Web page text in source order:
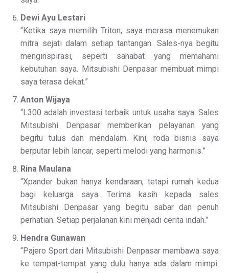
Dewi Ayu Lestari
“Ketika saya memilih Triton, saya merasa menemukan
mitra sejati dalam setiap tantangan. Sales-nya begitu
menginspirasi, seperti sahabat yang memahami
kebutuhan saya. Mitsubishi Denpasar membuat mimpi
saya terasa dekat.”
Anton Wijaya
“L300 adalah investasi terbaik untuk usaha saya. Sales
Mitsubishi Denpasar memberikan pelayanan yang
begitu tulus dan mendalam. Kini, roda bisnis saya
berputar lebih lancar, seperti melodi yang harmonis.”
Rina Maulana
“Xpander bukan hanya kendaraan, tetapi rumah kedua
bagi keluarga saya. Terima kasih kepada sales
Mitsubishi Denpasar yang begitu sabar dan penuh
perhatian. Setiap perjalanan kini menjadi cerita indah.”
Hendra Gunawan
“Pajero Sport dari Mitsubishi Denpasar membawa saya
ke tempat-tempat yang dulu hanya ada dalam mimpi.